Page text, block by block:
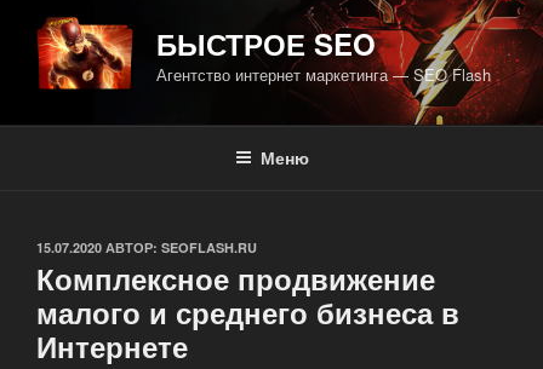
БЫСТРОЕ SEO
Агентство интернет маркетинга — SEO Flash
Меню
ОПУБЛИКОВАНО
15.07.2020 АВТОР: SEOFLASH.RU
Комплексное продвижение
малого и среднего бизнеса в
Интернете